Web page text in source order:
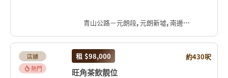
青山公路－元朗段, 元朗新墟, 南邊圍, 元朗區, 新界, 香港, 中国
店舖
熱門
租 $98,000 約430呎
旺角茶飲靚位